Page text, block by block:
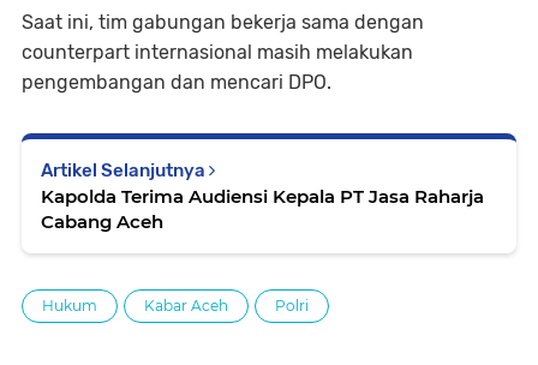
Saat ini, tim gabungan bekerja sama dengan
counterpart internasional masih melakukan
pengembangan dan mencari DPO.
Artikel Selanjutnya
Kapolda Terima Audiensi Kepala PT Jasa Raharja
Cabang Aceh
Hukum Kabar Aceh Polri